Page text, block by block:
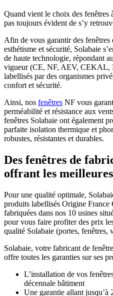
Quand vient le choix des fenêtres
pas toujours évident de s’y
Afin de vous garantir des
esthétisme et sécurité, Solabaie
de haute technologie, répondant
vigueur (CE, NF, AEV, CEKAL,
labellisés par des organismes
confort et sécurité.
Ainsi, nos fenêtres NF vous
perméabilité et résistance aux
fenêtres Solabaie ont également
parfaite isolation thermique et
robustes, résistantes et durables.
Des fenêtres de
offrant les
Pour une qualité optimale,
produits labellisés Origine France
fabriquées dans nos 10 usines
pour vous faire profiter des prix
qualité Solabaie (portes,
Solabaie, votre fabricant de
offre toutes les garanties sur ses
L’installation de vos
décennale bâtiment
Une garantie allant jusqu’à